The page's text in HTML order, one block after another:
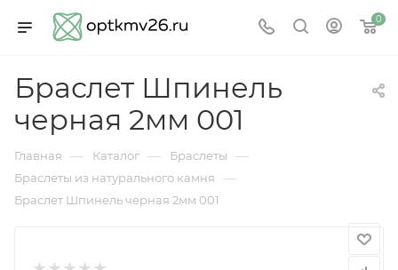
0
Браслет Шпинель
черная 2мм 001
Главная — Каталог — Браслеты —
Браслеты из натурального камня —
Браслет Шпинель черная 2мм 001